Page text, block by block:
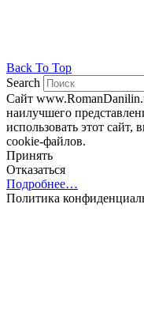
Back To Top
Search
Сайт
наилучшего
использовать этот сайт,
cookie-файлов.
Принять
Отказаться
Подробнее…
Политика